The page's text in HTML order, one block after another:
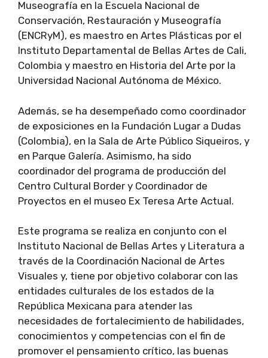
Museografía en la Escuela Nacional de
Conservación, Restauración y Museografía
(ENCRyM), es maestro en Artes Plásticas por el
Instituto Departamental de Bellas Artes de Cali,
Colombia y maestro en Historia del Arte por la
Universidad Nacional Autónoma de México.
Además, se ha desempeñado como coordinador
de exposiciones en la Fundación Lugar a Dudas
(Colombia), en la Sala de Arte Público Siqueiros, y
en Parque Galería. Asimismo, ha sido
coordinador del programa de producción del
Centro Cultural Border y Coordinador de
Proyectos en el museo Ex Teresa Arte Actual.
Este programa se realiza en conjunto con el
Instituto Nacional de Bellas Artes y Literatura a
través de la Coordinación Nacional de Artes
Visuales y, tiene por objetivo colaborar con las
entidades culturales de los estados de la
República Mexicana para atender las
necesidades de fortalecimiento de habilidades,
conocimientos y competencias con el fin de
promover el pensamiento crítico, las buenas